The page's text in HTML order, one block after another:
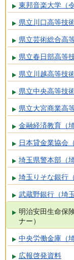
東邦音楽大学（
県立川口高等技
県立芸術総合高
県立春日部高等
県立川越高等技
県立中央高等技
県立大宮商業高
金融経済教育（
日本貸金業協会
埼玉県警本部（
埼玉りそな銀行
武蔵野銀行（埼
明治安田生命保
ナー）
中央労働金庫（
広報啓発資料